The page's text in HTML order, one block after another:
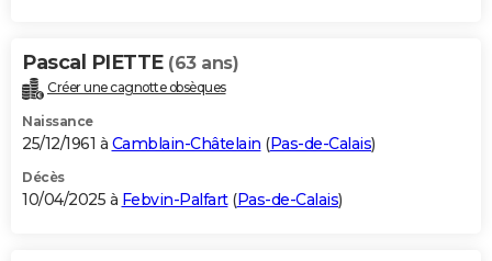
Pascal PIETTE (63 ans)
Créer une cagnotte obsèques
Naissance
25/12/1961 à Camblain-Châtelain (Pas-de-Calais)
Décès
10/04/2025 à Febvin-Palfart(Pas-de-Calais)